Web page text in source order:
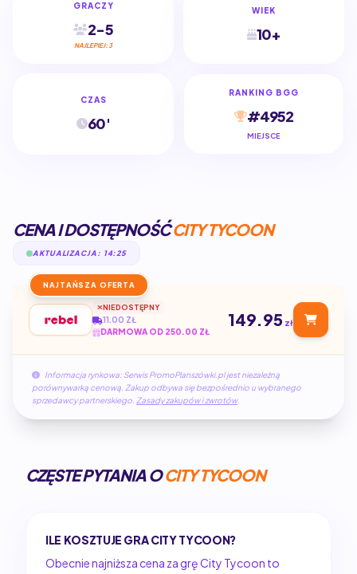
GRACZY
2-5
NAJLEPIEJ: 3
WIEK
10+
CZAS
60'
RANKING BGG
#4952
MIEJSCE
CENA I DOSTĘPNOŚĆCITY TYCOON
AKTUALIZACJA: 14:25
NAJTAŃSZA OFERTA
NIEDOSTĘPNY
11.00 ZŁ
DARMOWA OD 250.00 ZŁ
149.95 zł
Informacja rynkowa: Serwis PromoPlanszówki.pl jest niezależną
porównywarką cenową. Zakup odbywa się bezpośrednio u wybranego
sprzedawcy partnerskiego. Zasady zakupów i zwrotów.
CZĘSTE PYTANIA OCITY TYCOON
ILE KOSZTUJE GRA CITY TYCOON?
Obecnie najniższa cena za grę City Tycoon to